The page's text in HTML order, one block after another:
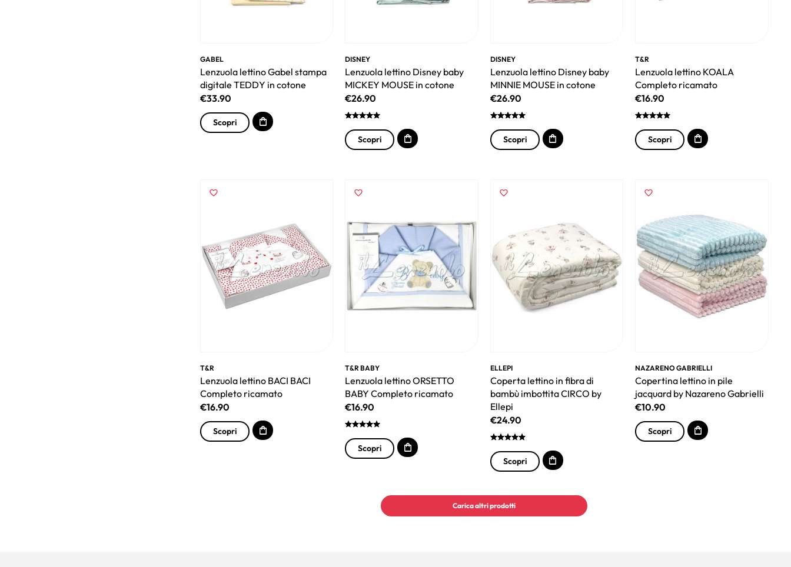
GABEL
Lenzuola lettino Gabel stampa
digitale TEDDY in cotone
€33.90
Scopri
DISNEY
Lenzuola lettino Disney baby
MICKEY MOUSE in cotone
€26.90
Scopri
DISNEY
Lenzuola lettino Disney baby
MINNIE MOUSE in cotone
€26.90
Scopri
T&R
Lenzuola lettino KOALA
Completo ricamato
€16.90
Scopri
T&R
Lenzuola lettino BACI BACI
Completo ricamato
€16.90
Scopri
T&R BABY
Lenzuola lettino ORSETTO
BABY Completo ricamato
€16.90
Scopri
ELLEPI
Coperta lettino in fibra di
bambù imbottita CIRCO by
Ellepi
€24.90
Scopri
NAZARENO GABRIELLI
Copertina lettino in pile
jacquard by Nazareno Gabrielli
€10.90
Scopri
Carica altri prodotti